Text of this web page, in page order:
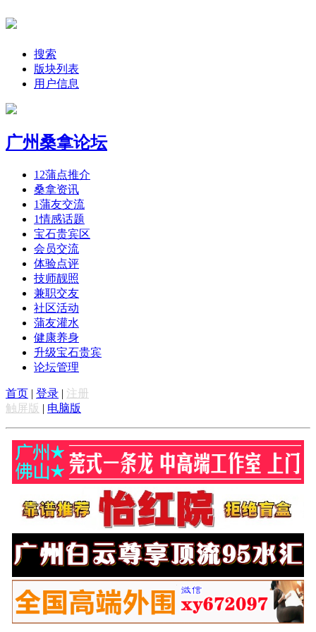
搜索
版块列表
用户信息
广州桑拿论坛
12蒲点推介
桑拿资讯
1蒲友交流
1情感话题
宝石贵宾区
会员交流
体验点评
技师靓照
兼职交友
社区活动
蒲友灌水
健康养身
升级宝石贵宾
论坛管理
首页 | 登录 | 注册
触屏版 | 电脑版